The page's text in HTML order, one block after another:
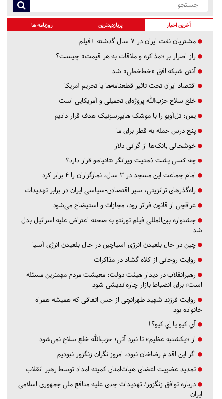
آخرین اخبار پربازدیدترین روزنامه ها
مشتریان نفت ایران در ۷ سال گذشته +فیلم
راز اصرار بر «مذاکره و ملاقات به هر قیمت» چیست؟
آنتن شبکه افق «خط‌خطی» شد
اقتصاد ایران تحت تاثیر قطعنامه‌ها یا تحریم‌ آمریکا
خلع سلاح حزب‌الله پروژه‌ای تحمیلی و آمریکایی است
یمن: تل‌آویو را با موشک هایپرسونیک هدف قرار دادیم
پنج درس‌ حمله به قطر برای ما
خوشحالی بانک‌ها از گرانی دلار
چه کسی پشت ذهنیت ویرانگر نتانیاهو قرار دارد؟
امام جماعت این مسجد در ۳ سال، نمازگزاران را ۴ برابر کرد
راه‌گذرهای ترانزیتی، سپر اقتصادی-سیاسی ایران در برابر تهدیدات
عراقچی از قانون فراتر رود، مجازات و استیضاح می‌شود
جشنواره بین‌المللی فیلم تورنتو به صحنه اعتراض علیه اسرائیل بدل
شد
چین در حال بلعیدن انرژی آسیاچین در حال بلعیدن انرژی آسیا
روایت روحانی از کلاه گشاد در مذاکرات
رهبرانقلاب در دیدار هیئت دولت: معیشت مردم مهمترین مسئله
است؛ برای انضباط بازار چاره‌اندیشی شود
روایت فرزند شهید طهرانچی از حس اتفاقی که همیشه همراه
خانواده بود
آي كيو يا اِي كيو؟!
از «یکشنبه عظیم» تا نبرد آتی؛ حزب‌الله خلع سلاح نمی‌شود
اگر این اقدام رضاخان نبود، امروز نگران زنگزور نبودیم
تمدید عضویت اعضای هیات‌امنای کمیته امداد توسط رهبر انقلاب
درباره توافق زنگزور/ تهدیدات جدی علیه منافع ملی جمهوری اسلامی
ایران